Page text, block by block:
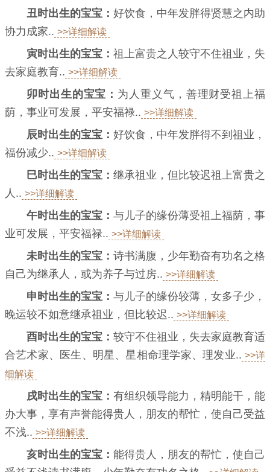
丑时出生的宝宝： 好饮食，中年发胖得贤慧之内助
协力成家.. >>详细解读
寅时出生的宝宝： 祖上富贵之人较守不住祖业，失
去家庭教育.. >>详细解读
卯时出生的宝宝： 为人重义气，善理财受祖上福
荫，事业可发展，平安福禄.. >>详细解读
辰时出生的宝宝： 好饮食，中年发胖得不到祖业，
福份减少.. >>详细解读
巳时出生的宝宝： 继承祖业，但比较迟祖上富贵之
人.. >>详细解读
午时出生的宝宝： 与儿子的缘份薄受祖上福荫，事
业可发展，平安福禄.. >>详细解读
未时出生的宝宝： 诗书满腹，少年勤奋有功名之格
自己为继承人，或为养子与过房.. >>详细解读
申时出生的宝宝： 与儿子的缘份较薄，女多子少，
晚运较不如意继承祖业，但比较迟.. >>详细解读
酉时出生的宝宝： 较守不住祖业，失去家庭教育适
合艺术家、医生、明星、星相命理学家、理发业.. >>详
细解读
戌时出生的宝宝： 有组织领导能力，精明能干，能
办大事，享有声誉能得贵人，朋友的帮忙，使自己受益
不浅.. >>详细解读
亥时出生的宝宝： 能得贵人，朋友的帮忙，使自己